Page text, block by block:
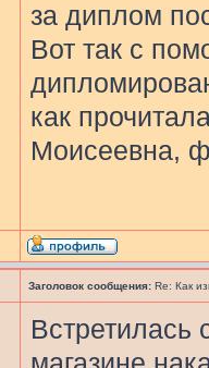
за диплом
Вот так с
как
Моисеевна,
Заголовок сообщения: Re: Как